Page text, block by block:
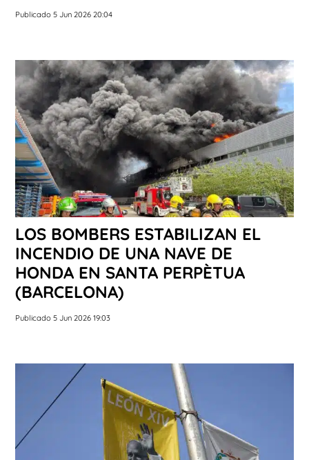
Publicado 5 Jun 2026 20:04
LOS BOMBERS ESTABILIZAN EL
INCENDIO DE UNA NAVE DE
HONDA EN SANTA PERPÈTUA
(BARCELONA)
Publicado 5 Jun 2026 19:03